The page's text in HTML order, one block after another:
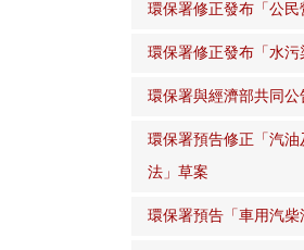
環保署修正發布「公
環保署修正發布「水
環保署與經濟部共同
環保署預告修正「汽
法」草案
環保署預告「車用汽